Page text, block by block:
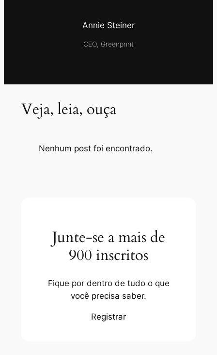
Annie Steiner
CEO, Greenprint
Veja, leia, ouça
Nenhum post foi encontrado.
Junte-se a mais de
900 inscritos
Fique por dentro de tudo o que
você precisa saber.
Registrar